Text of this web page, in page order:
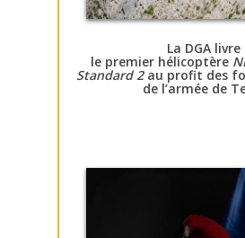
La DGA livre
le premier hélicoptère
Standard 2au profit des
de l’armée de